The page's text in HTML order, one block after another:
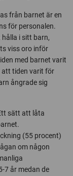
från barnet är en
för personalen.
i sitt barn,
viss oro inför
med barnet varit
att tiden varit för
ångrade sig
sätt att låta
(55 procent)
om någon
7 år medan de